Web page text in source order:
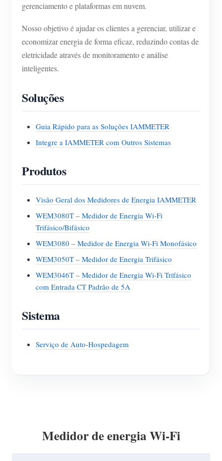
gerenciamento e plataformas em nuvem.
Nosso objetivo é ajudar os clientes a gerenciar, utilizar e
economizar energia de forma eficaz, reduzindo contas de
eletricidade através de monitoramento e análise
inteligentes.
Soluções
Guia Rápido para as Soluções IAMMETER
Integre a IAMMETER com Outros Sistemas
Produtos
Visão Geral dos Medidores de Energia IAMMETER
WEM3080T – Medidor de Energia Wi-Fi
Trifásico/Bifásico
WEM3080 – Medidor de Energia Wi-Fi Monofásico
WEM3050T – Medidor de Energia Trifásico
WEM3046T – Medidor de Energia Wi-Fi Trifásico
com Entrada CT Padrão de 5A
Sistema
Serviço de Auto-Hospedagem
Medidor de energia Wi-Fi